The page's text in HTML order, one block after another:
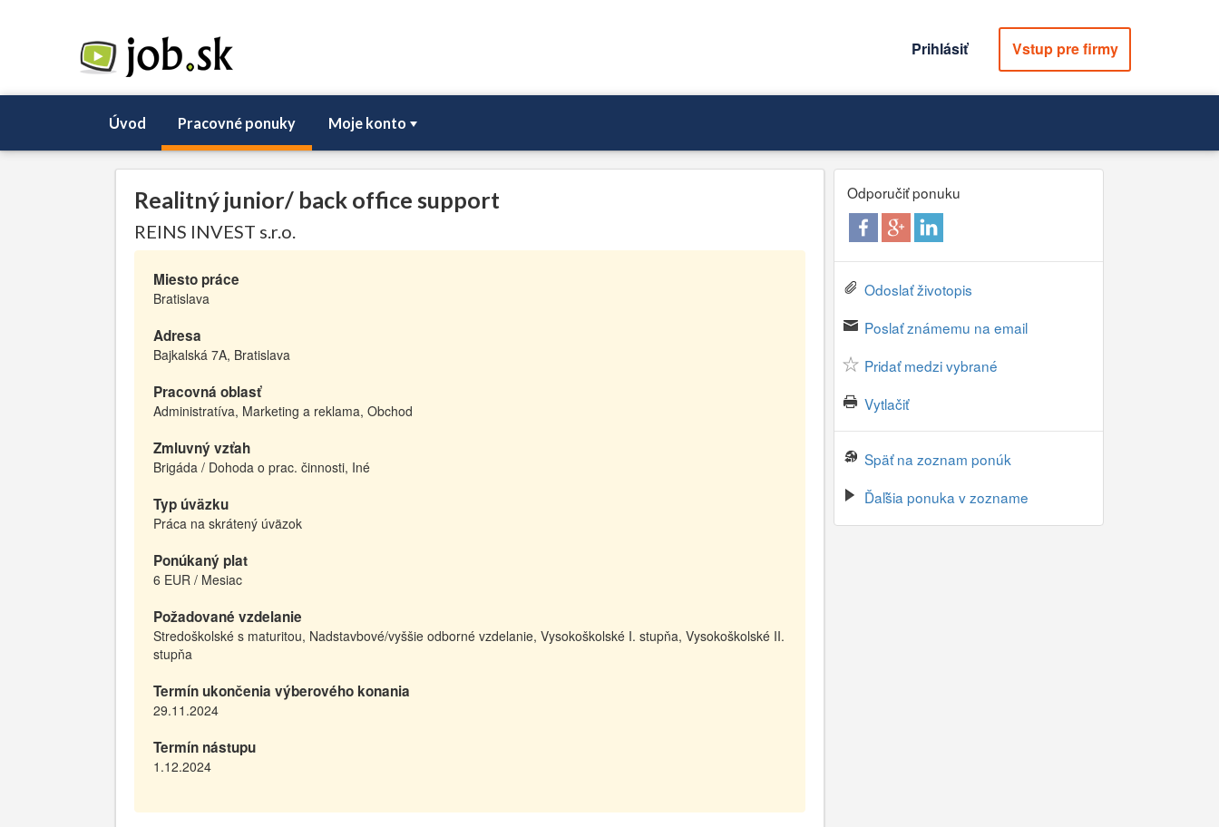
Prihlásiť Vstup pre firmy
Úvod Pracovné ponuky Moje konto
Realitný junior/ back office support
REINS INVEST s.r.o.
Miesto práce
Bratislava
Adresa
Bajkalská 7A, Bratislava
Pracovná oblasť
Administratíva, Marketing a reklama, Obchod
Zmluvný vzťah
Brigáda / Dohoda o prac. činnosti, Iné
Typ úväzku
Práca na skrátený úväzok
Ponúkaný plat
6 EUR / Mesiac
Požadované vzdelanie
Stredoškolské s maturitou, Nadstavbové/vyššie odborné vzdelanie, Vysokoškolské I. stupňa, Vysokoškolské II.
stupňa
Termín ukončenia výberového konania
29.11.2024
Termín nástupu
1.12.2024
Odporučiť ponuku
Odoslať životopis
Poslať známemu na email
Pridať medzi vybrané
Vytlačiť
Späť na zoznam ponúk
Ďaľšia ponuka v zozname